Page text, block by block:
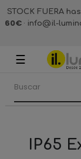
STOCK FUERA
60€· info@il-
palanca
☰
IP65